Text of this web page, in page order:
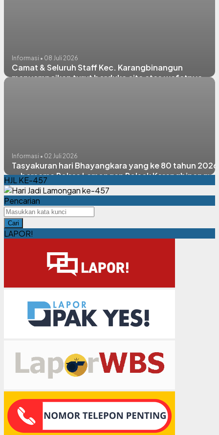
Informasi • 08 Juli 2026
Camat & Seluruh Staff Kec. Karangbinangun
menyampaikan turut berduka cita atas wafatnya
Informasi • 02 Juli 2026
Tasyakuran hari Bhayangkara yang ke 80 tahun 2026
— bersama Polres Lamongan Polsek
HJL KE-457
Pencarian
Cari
LAPOR!